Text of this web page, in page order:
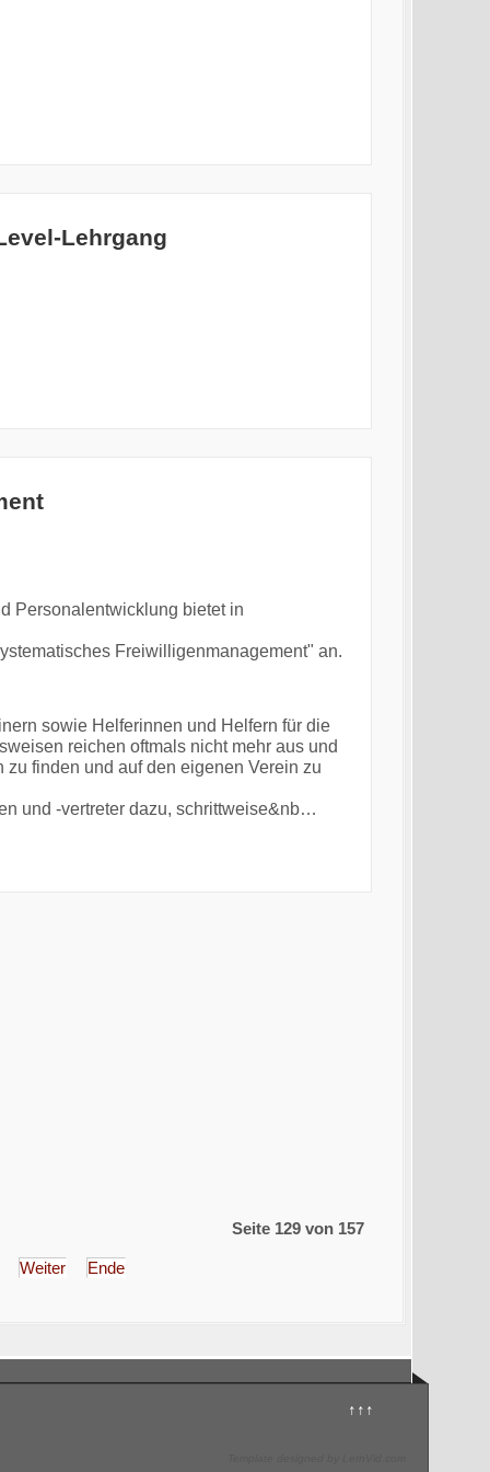
Lehrgang
Personalentwicklung bietet in
Freiwilligenmanagement" an.
sowie Helferinnen und Helfern für die
reichen oftmals nicht mehr aus und
finden und auf den eigenen Verein zu
und -vertreter dazu, schrittweise&nb…
Seite 129 von 157
Weiter Ende
↑↑↑